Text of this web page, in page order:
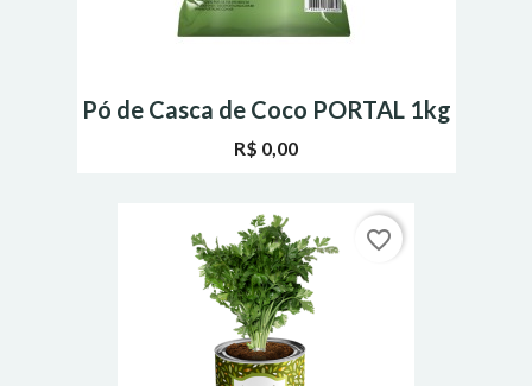
Pó de Casca de Coco PORTAL 1kg
R$ 0,00
favorite_border